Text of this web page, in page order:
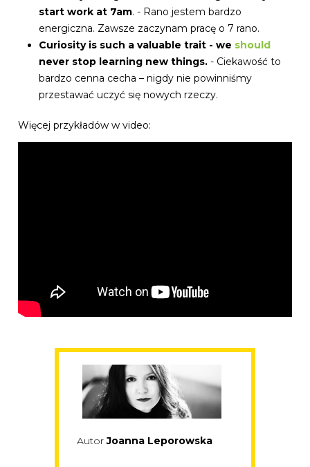
start work at 7am. - Rano jestem bardzo
energiczna. Zawsze zaczynam pracę o 7 rano.
Curiosity is such a valuable trait - we should
never stop learning new things. - Ciekawość to
bardzo cenna cecha – nigdy nie powinniśmy
przestawać uczyć się nowych rzeczy.
Więcej przykładów w video:
AutorJoanna Leporowska